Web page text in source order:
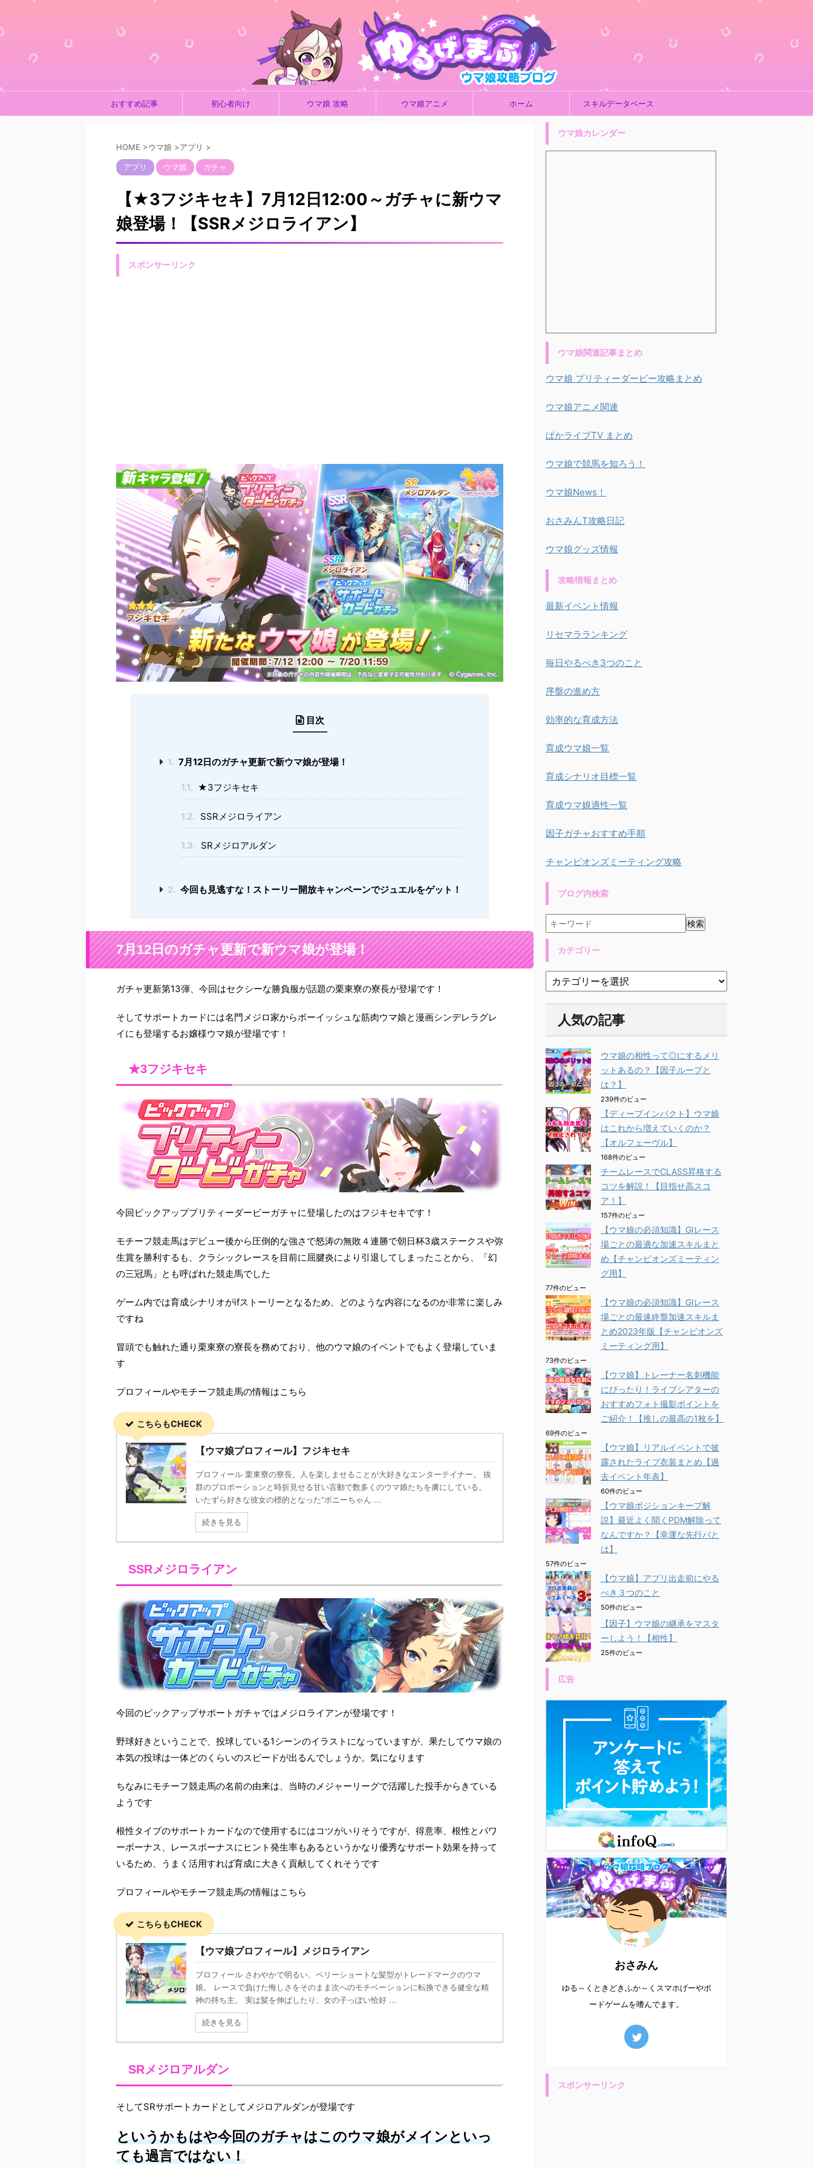
おすすめ記事 初心者向け ウマ娘 攻略 ウマ娘アニメ ホーム スキルデータベース
HOME >ウマ娘 >アプリ >
アプリ ウマ娘 ガチャ
【★3フジキセキ】7月12日12:00～ガチャに新ウマ
娘登場！【SSRメジロライアン】
スポンサーリンク
目次
1. 7月12日のガチャ更新で新ウマ娘が登場！
1.1. ★3フジキセキ
1.2. SSRメジロライアン
1.3. SRメジロアルダン
2. 今回も見逃すな！ストーリー開放キャンペーンでジュエルをゲット！
7月12日のガチャ更新で新ウマ娘が登場！
ガチャ更新第13弾、今回はセクシーな勝負服が話題の栗東寮の寮長が登場です！
そしてサポートカードには名門メジロ家からボーイッシュな筋肉ウマ娘と漫画シンデレラグレ
イにも登場するお嬢様ウマ娘が登場です！
★3フジキセキ
今回ピックアッププリティーダービーガチャに登場したのはフジキセキです！
モチーフ競走馬はデビュー後から圧倒的な強さで怒涛の無敗４連勝で朝日杯3歳ステークスや弥
生賞を勝利するも、クラシックレースを目前に屈腱炎により引退してしまったことから、「幻
の三冠馬」とも呼ばれた競走馬でした
ゲーム内では育成シナリオがifストーリーとなるため、どのような内容になるのか非常に楽しみ
ですね
冒頭でも触れた通り栗東寮の寮長を務めており、他のウマ娘のイベントでもよく登場していま
す
プロフィールやモチーフ競走馬の情報はこちら
こちらもCHECK
【ウマ娘プロフィール】フジキセキ
プロフィール 栗東寮の寮長。人を楽しませることが大好きなエンターテイナー。 抜
群のプロポーションと時折見せる甘い言動で数多くのウマ娘たちを虜にしている。
いたずら好きな彼女の標的となった“ポニーちゃん ...
続きを見る
SSRメジロライアン
今回のピックアップサポートガチャではメジロライアンが登場です！
野球好きということで、投球している1シーンのイラストになっていますが、果たしてウマ娘の
本気の投球は一体どのくらいのスピードが出るんでしょうか。気になります
ちなみにモチーフ競走馬の名前の由来は、当時のメジャーリーグで活躍した投手からきている
ようです
根性タイプのサポートカードなので使用するにはコツがいりそうですが、得意率、根性とパワ
ーボーナス、レースボーナスにヒント発生率もあるというかなり優秀なサポート効果を持って
いるため、うまく活用すれば育成に大きく貢献してくれそうです
プロフィールやモチーフ競走馬の情報はこちら
こちらもCHECK
【ウマ娘プロフィール】メジロライアン
プロフィール さわやかで明るい、ベリーショートな髪型がトレードマークのウマ
娘。 レースで負けた悔しさをそのまま次へのモチベーションに転換できる健全な精
神の持ち主。 実は髪を伸ばしたり、女の子っぽい恰好 ...
続きを見る
SRメジロアルダン
そしてSRサポートカードとしてメジロアルダンが登場です
というかもはや今回のガチャはこのウマ娘がメインといっ
ても過言ではない！
ウマ娘カレンダー
ウマ娘関連記事まとめ
ウマ娘 プリティーダービー攻略まとめ
ウマ娘アニメ関連
ぱかライブTV まとめ
ウマ娘で競馬を知ろう！
ウマ娘News！
おさみんT攻略日記
ウマ娘グッズ情報
攻略情報まとめ
最新イベント情報
リセマラランキング
毎日やるべき3つのこと
序盤の進め方
効率的な育成方法
育成ウマ娘一覧
育成シナリオ目標一覧
育成ウマ娘適性一覧
因子ガチャおすすめ手順
チャンピオンズミーティング攻略
ブログ内検索
カテゴリー
人気の記事
ウマ娘の相性って◎にするメリ
ットあるの？【因子ループと
は？】
239件のビュー
【ディープインパクト】ウマ娘
はこれから増えていくのか？
【オルフェーヴル】
168件のビュー
チームレースでCLASS昇格する
コツを解説！【目指せ高スコ
ア！】
157件のビュー
【ウマ娘の必須知識】GⅠレース
場ごとの最適な加速スキルまと
め【チャンピオンズミーティン
グ用】
77件のビュー
【ウマ娘の必須知識】GⅠレース
場ごとの最速終盤加速スキルま
とめ2023年版【チャンピオンズ
ミーティング用】
73件のビュー
【ウマ娘】トレーナー名刺機能
にぴったり！ライブシアターの
おすすめフォト撮影ポイントを
ご紹介！【推しの最高の1枚を】
69件のビュー
【ウマ娘】リアルイベントで披
露されたライブ衣装まとめ【過
去イベント年表】
60件のビュー
【ウマ娘ポジションキープ解
説】最近よく聞くPDM解除って
なんですか？【幸運な先行バと
は】
57件のビュー
【ウマ娘】アプリ出走前にやる
べき３つのこと
50件のビュー
【因子】ウマ娘の継承をマスタ
ーしよう！【相性】
25件のビュー
広告
おさみん
ゆる～くときどきふか～くスマホげーやボ
ードゲームを嗜んでます。
スポンサーリンク